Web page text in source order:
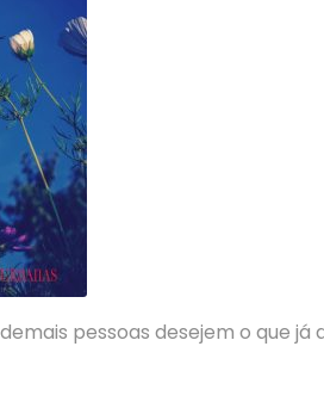
pessoas desejem o que